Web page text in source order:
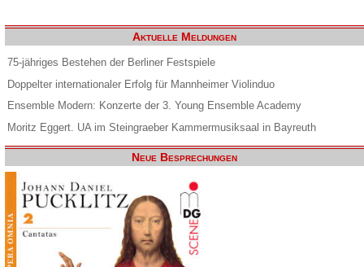
Aktuelle Meldungen
75-jähriges Bestehen der Berliner Festspiele
Doppelter internationaler Erfolg für Mannheimer Violinduo
Ensemble Modern: Konzerte der 3. Young Ensemble Academy
Moritz Eggert. UA im Steingraeber Kammermusiksaal in Bayreuth
Neue Besprechungen